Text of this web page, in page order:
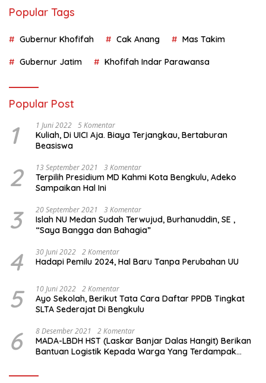
Popular Tags
Gubernur Khofifah Cak Anang Mas Takim
Gubernur Jatim Khofifah Indar Parawansa
Popular Post
1 1 Juni 2022 5 Komentar
Kuliah, Di UICI Aja. Biaya Terjangkau, Bertaburan
Beasiswa
2 13 September 2021 3 Komentar
Terpilih Presidium MD Kahmi Kota Bengkulu, Adeko
Sampaikan Hal Ini
3 20 September 2021 3 Komentar
Islah NU Medan Sudah Terwujud, Burhanuddin, SE ,
“Saya Bangga dan Bahagia”
4 30 Juni 2022 2 Komentar
Hadapi Pemilu 2024, Hal Baru Tanpa Perubahan UU
5 10 Juni 2022 2 Komentar
Ayo Sekolah, Berikut Tata Cara Daftar PPDB Tingkat
SLTA Sederajat Di Bengkulu
6 8 Desember 2021 2 Komentar
MADA-LBDH HST (Laskar Banjar Dalas Hangit) Berikan
Bantuan Logistik Kepada Warga Yang Terdampak